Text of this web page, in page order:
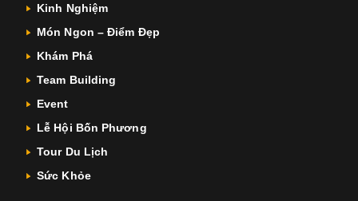
Kinh Nghiệm
Món Ngon – Điểm Đẹp
Khám Phá
Team Building
Event
Lễ Hội Bốn Phương
Tour Du Lịch
Sức Khỏe